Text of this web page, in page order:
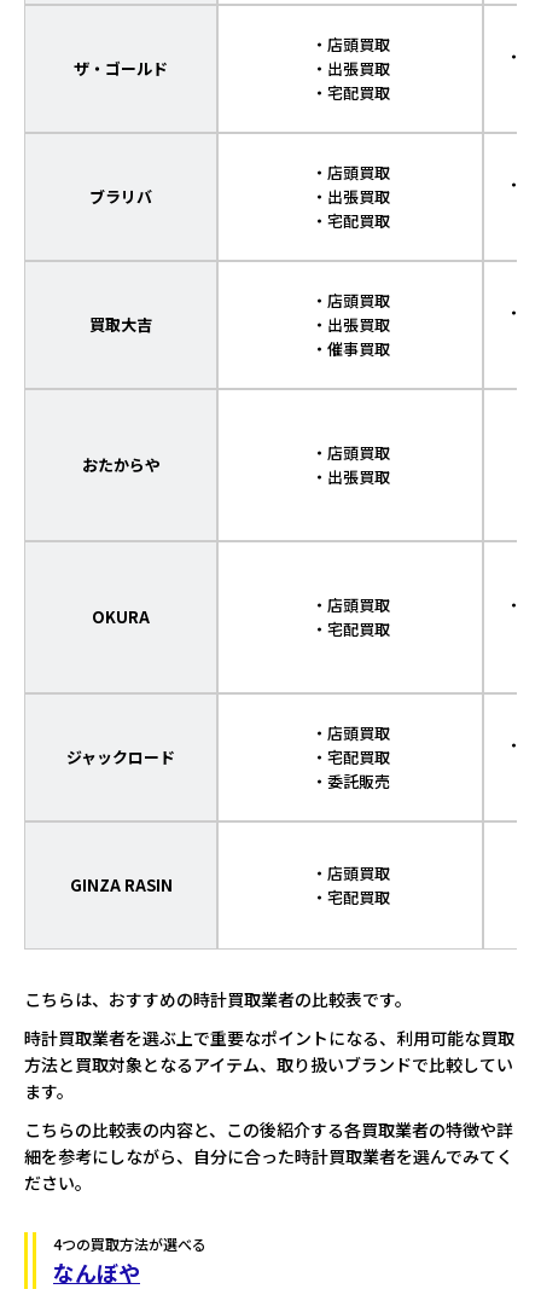
ザ・ゴールド
・店頭買取
・出張買取
・宅配買取
・
ブラリバ
・店頭買取
・出張買取
・宅配買取
・
買取大吉
・店頭買取
・出張買取
・催事買取
・
おたからや
・店頭買取
・出張買取
OKURA
・店頭買取
・宅配買取
・
ジャックロード
・店頭買取
・宅配買取
・委託販売
・
GINZA RASIN
・店頭買取
・宅配買取
こちらは、おすすめの時計買取業者の比較表です。
時計買取業者を選ぶ上で重要なポイントになる、利用可能な買取
方法と買取対象となるアイテム、取り扱いブランドで比較してい
ます。
こちらの比較表の内容と、この後紹介する各買取業者の特徴や詳
細を参考にしながら、自分に合った時計買取業者を選んでみてく
ださい。
4つの買取方法が選べる
なんぼや